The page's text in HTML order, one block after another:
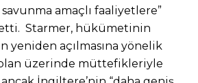
amaçlı faaliyetlere”
etti. Starmer, hükümetinin
yeniden açılmasına yönelik
üzerinde müttefikleriyle